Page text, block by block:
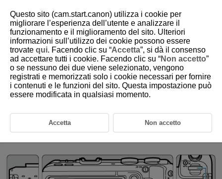
D388-025
Funzioni e impostazioni dei menu
Schermata del menu Zona base
Procedura per l'impostazione dei menu
Questo sito (cam.start.canon) utilizza i cookie per
migliorare l’esperienza dell’utente e analizzare il
funzionamento e il miglioramento del sito. Ulteriori
informazioni sull’utilizzo dei cookie possono essere
trovate qui. Facendo clic su “Accetta”, si dà il consenso
ad accettare tutti i cookie. Facendo clic su “Non accetto”
o se nessuno dei due viene selezionato, vengono
registrati e memorizzati solo i cookie necessari per fornire
i contenuti e le funzioni del sito. Questa impostazione può
essere modificata in qualsiasi momento.
Accetta Non accetto